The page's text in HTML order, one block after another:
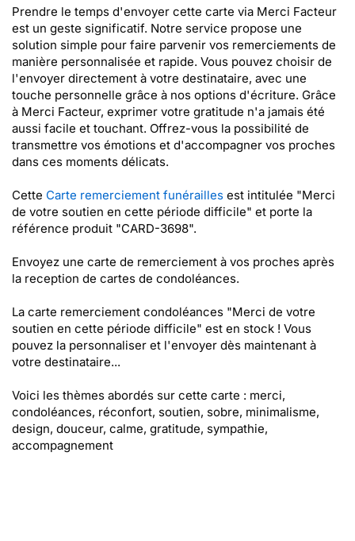
Prendre le temps d'envoyer cette carte via Merci Facteur
est un geste significatif. Notre service propose une
solution simple pour faire parvenir vos remerciements de
manière personnalisée et rapide. Vous pouvez choisir de
l'envoyer directement à votre destinataire, avec une
touche personnelle grâce à nos options d'écriture. Grâce
à Merci Facteur, exprimer votre gratitude n'a jamais été
aussi facile et touchant. Offrez-vous la possibilité de
transmettre vos émotions et d'accompagner vos proches
dans ces moments délicats.
Cette Carte remerciement funérailles est intitulée "Merci
de votre soutien en cette période difficile" et porte la
référence produit "CARD-3698".
Envoyez une carte de remerciement à vos proches après
la reception de cartes de condoléances.
La carte remerciement condoléances "Merci de votre
soutien en cette période difficile" est en stock ! Vous
pouvez la personnaliser et l'envoyer dès maintenant à
votre destinataire...
Voici les thèmes abordés sur cette carte : merci,
condoléances, réconfort, soutien, sobre, minimalisme,
design, douceur, calme, gratitude, sympathie,
accompagnement